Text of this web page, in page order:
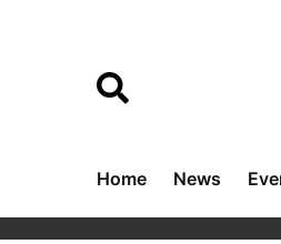
Home News